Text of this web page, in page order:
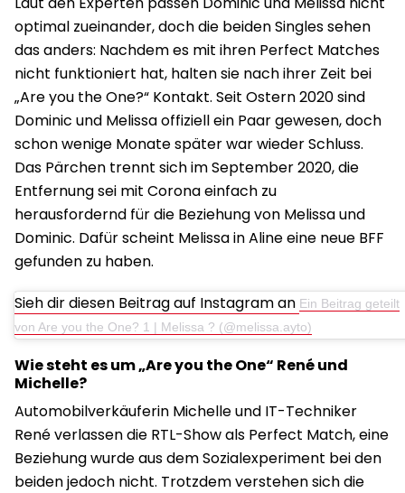
optimal zueinander, doch die beiden Singles sehen
das anders: Nachdem es mit ihren Perfect Matches
nicht funktioniert hat, halten sie nach ihrer Zeit bei
„Are you the One?“ Kontakt. Seit Ostern 2020 sind
Dominic und Melissa offiziell ein Paar gewesen, doch
schon wenige Monate später war wieder Schluss.
Das Pärchen trennt sich im September 2020, die
Entfernung sei mit Corona einfach zu
herausfordernd für die Beziehung von Melissa und
Dominic. Dafür scheint Melissa in Aline eine neue BFF
gefunden zu haben.
Sieh dir diesen Beitrag auf Instagram an Ein Beitrag geteilt
von Are you the One? 1 | Melissa ? (@melissa.ayto)
Wie steht es um „Are you the One“ René und
Michelle?
Automobilverkäuferin Michelle und IT-Techniker
René verlassen die RTL-Show als Perfect Match, eine
Beziehung wurde aus dem Sozialexperiment bei den
beiden jedoch nicht. Trotzdem verstehen sich die